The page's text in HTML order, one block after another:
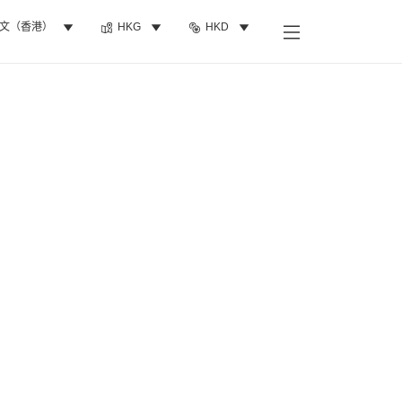
（香港） HKG HKD